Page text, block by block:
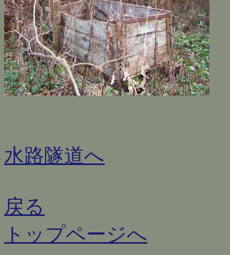
水路隧道へ
戻る
トップページへ